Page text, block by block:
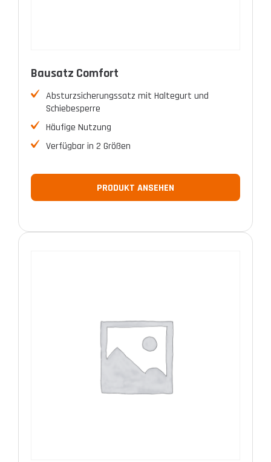
Bausatz Comfort
Absturzsicherungssatz mit Haltegurt und
Schiebesperre
Häufige Nutzung
Verfügbar in 2 Größen
PRODUKT ANSEHEN